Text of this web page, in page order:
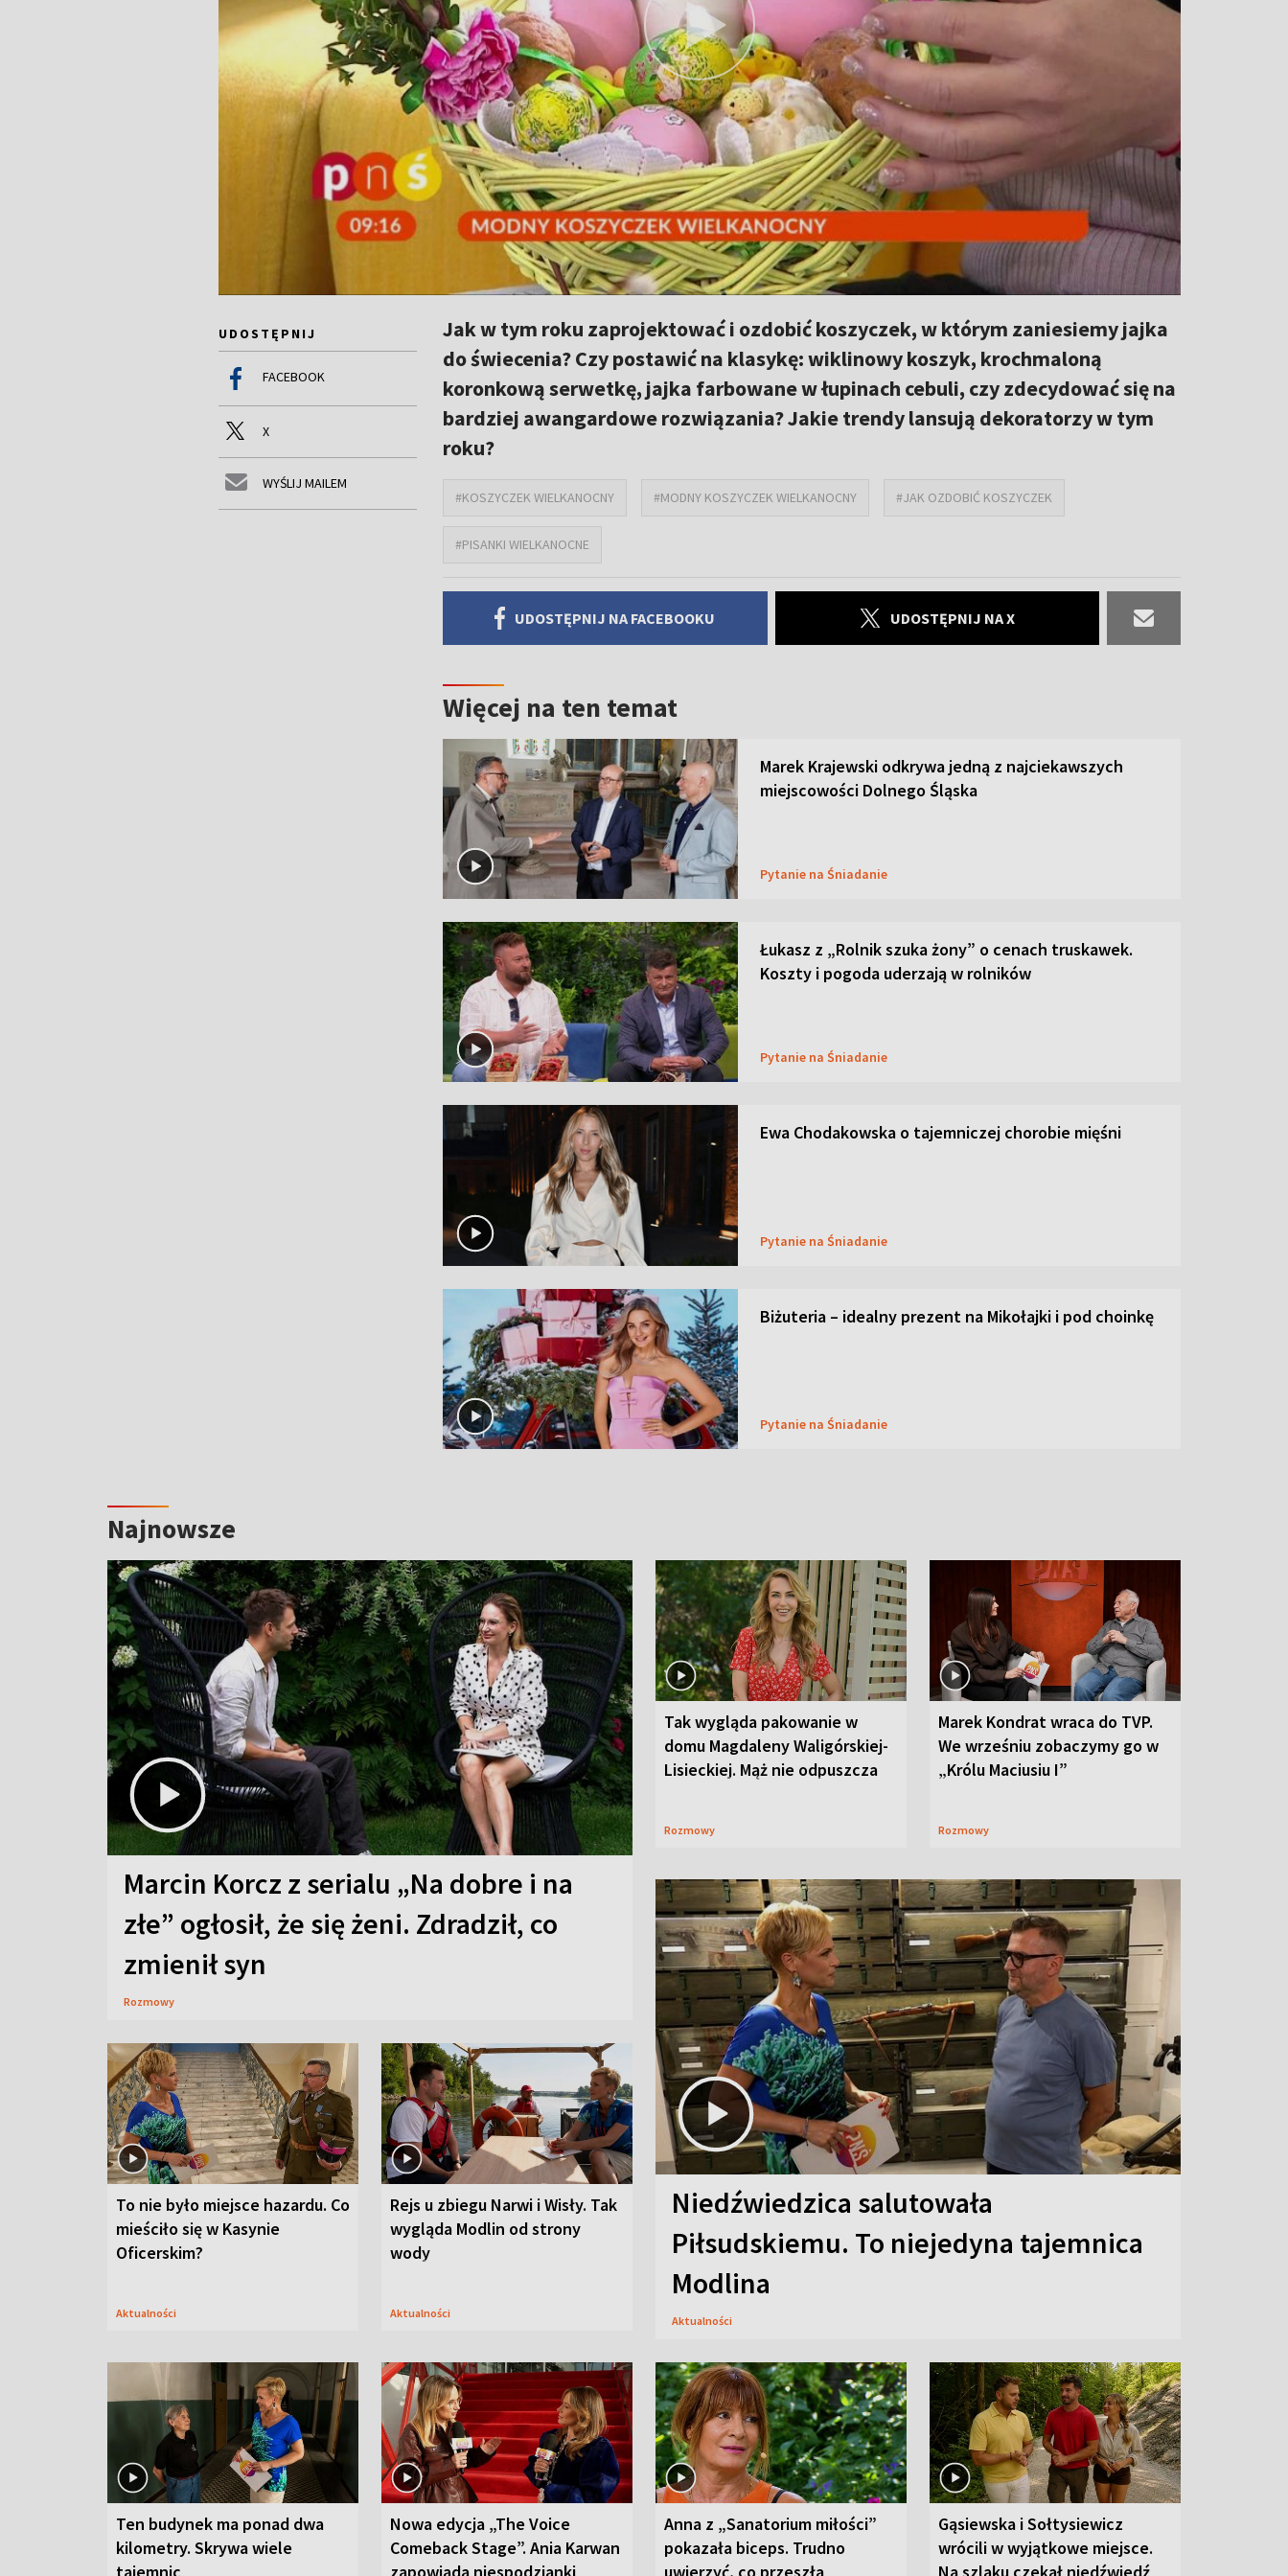
UDOSTĘPNIJ
FACEBOOK
X
WYŚLIJ MAILEM
Jak w tym roku zaprojektować i ozdobić koszyczek, w którym zaniesiemy jajka
do świecenia? Czy postawić na klasykę: wiklinowy koszyk, krochmaloną
koronkową serwetkę, jajka farbowane w łupinach cebuli, czy zdecydować się na
bardziej awangardowe rozwiązania? Jakie trendy lansują dekoratorzy w tym
roku?
#KOSZYCZEK WIELKANOCNY #MODNY KOSZYCZEK WIELKANOCNY #JAK OZDOBIĆ KOSZYCZEK
#PISANKI WIELKANOCNE
UDOSTĘPNIJ NA FACEBOOKU UDOSTĘPNIJ NA X
Więcej na ten temat
Marek Krajewski odkrywa jedną z najciekawszych
miejscowości Dolnego Śląska
Pytanie na Śniadanie
Łukasz z „Rolnik szuka żony” o cenach truskawek.
Koszty i pogoda uderzają w rolników
Pytanie na Śniadanie
Ewa Chodakowska o tajemniczej chorobie mięśni
Pytanie na Śniadanie
Biżuteria – idealny prezent na Mikołajki i pod choinkę
Pytanie na Śniadanie
Najnowsze
Marcin Korcz z serialu „Na dobre i na
złe” ogłosił, że się żeni. Zdradził, co
zmienił syn
Rozmowy
Tak wygląda pakowanie w
domu Magdaleny Waligórskiej-
Lisieckiej. Mąż nie odpuszcza
Rozmowy
Marek Kondrat wraca do TVP.
We wrześniu zobaczymy go w
„Królu Maciusiu I”
Rozmowy
To nie było miejsce hazardu. Co
mieściło się w Kasynie
Oficerskim?
Aktualności
Rejs u zbiegu Narwi i Wisły. Tak
wygląda Modlin od strony
wody
Aktualności
Niedźwiedzica salutowała
Piłsudskiemu. To niejedyna tajemnica
Modlina
Aktualności
Ten budynek ma ponad dwa
kilometry. Skrywa wiele
Nowa edycja „The Voice
Comeback Stage”. Ania Karwan
Anna z „Sanatorium miłości”
pokazała biceps. Trudno
Gąsiewska i Sołtysiewicz
wrócili w wyjątkowe miejsce.